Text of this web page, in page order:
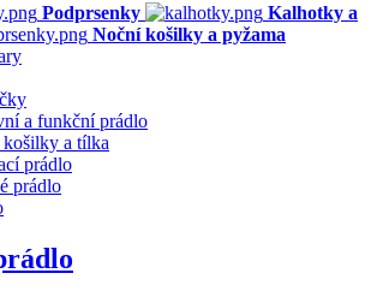
Podprsenky
Kalhotky a
Noční košilky a pyžama
a funkční prádlo
košilky a tílka
prádlo
prádlo